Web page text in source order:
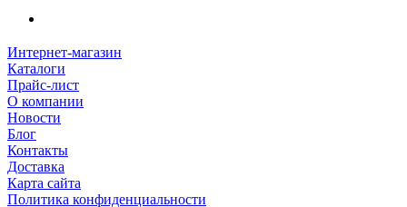
Интернет-магазин
Каталоги
Прайс-лист
О компании
Новости
Блог
Контакты
Доставка
Карта сайта
Политика конфиденциальности